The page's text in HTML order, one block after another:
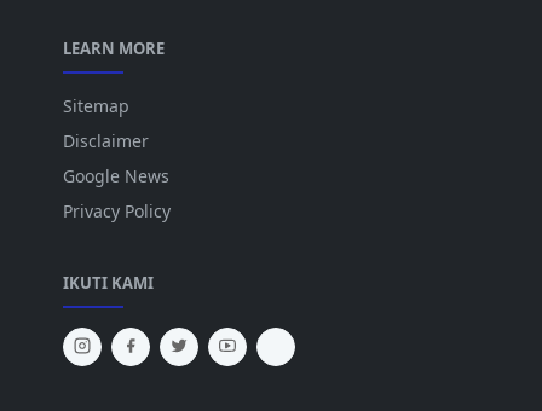
LEARN MORE
Sitemap
Disclaimer
Google News
Privacy Policy
IKUTI KAMI